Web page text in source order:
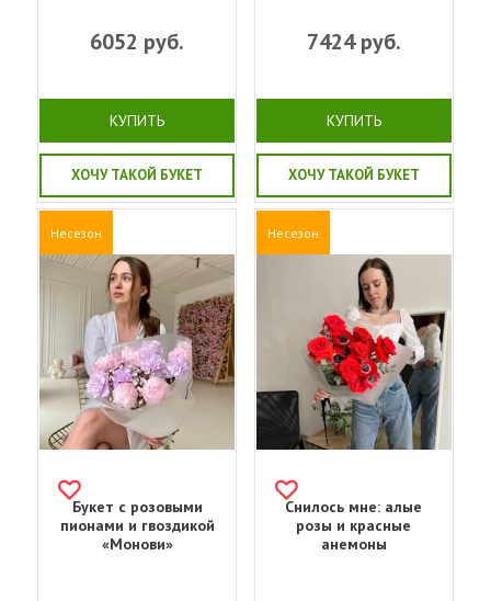
6052 руб.
КУПИТЬ
ХОЧУ ТАКОЙ БУКЕТ
7424руб.
КУПИТЬ
ХОЧУ ТАКОЙ БУКЕТ
Несезон
Букет с розовыми
пионами и гвоздикой
«Монови»
Несезон
Снилось мне: алые
розы и красные
анемоны